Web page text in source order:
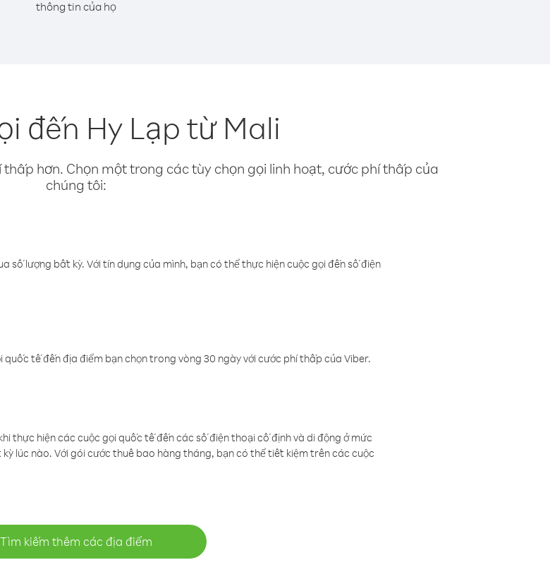
thông tin của họ
đến Hy Lạp từ Mali
hơn. Chọn một trong các tùy chọn gọi linh hoạt, cước phí thấp của
chúng tôi:
số lượng bất kỳ. Với tín dụng của mình, bạn có thể thực hiện cuộc gọi đến số điện
tế đến địa điểm bạn chọn trong vòng 30 ngày với cước phí thấp của Viber.
thực hiện các cuộc gọi quốc tế đến các số điện thoại cố định và di động ở mức
lúc nào. Với gói cước thuê bao hàng tháng, bạn có thể tiết kiệm trên các cuộc
Tìm kiếm thêm các địa điểm